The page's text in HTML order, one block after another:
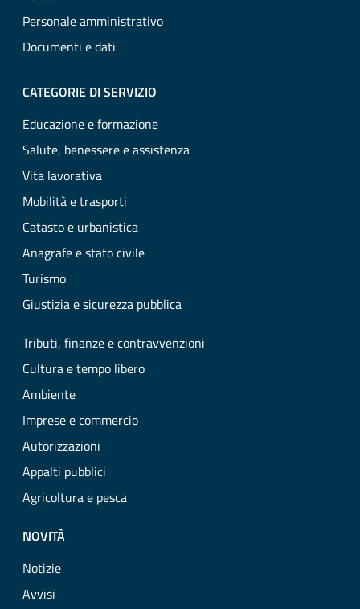
Personale amministrativo
Documenti e dati
CATEGORIE DI SERVIZIO
Educazione e formazione
Salute, benessere e assistenza
Vita lavorativa
Mobilità e trasporti
Catasto e urbanistica
Anagrafe e stato civile
Turismo
Giustizia e sicurezza pubblica
Tributi, finanze e contravvenzioni
Cultura e tempo libero
Ambiente
Imprese e commercio
Autorizzazioni
Appalti pubblici
Agricoltura e pesca
NOVITÀ
Notizie
Avvisi